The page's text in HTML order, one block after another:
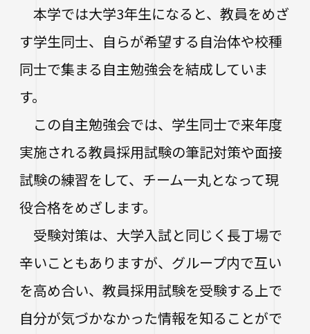
教員紹介
四天王寺大学の取り組み
学生広報スタッフ
大学へのご寄付について
キャンパス・施設紹介
交通アクセス
キャンパスマップ・施設紹介
大学施設の貸出について
看護学部
生）
経営学部（2026年度以前入学生）
大学院
短期大学部
Webシラバス科目一覧
クラブ・サークル紹介
学生サポートフロア
障害学生支援
保健センター
学生相談室
性の多様性についての基本方針
ハラスメントに関する相談
講座案内・行事予定
あべのハルカスサテライトキャンパス
免許・資格
卒業生紹介
進路状況
卒業生及び就職先アンケートについて
卒業生の就職支援について
図書館
数理・データサイエンス・AI教育プログラム
高等教育推進センター
研究
公正な研究活動の推進
外部研究費（科研費等）
学内研究費
研究倫理審査
社会連携
グローバル教育センター（ランゲージプラザi
-Talk）
留学体験VOICE
海外渡航プログラム
キャンパスで国際交流
留学希望者向け情報
海外派遣の安全対策
学校法人四天王寺学園
四天王寺高等学校／中学校
四天王寺小学校
四天王寺大学後援会
四天王寺大学同窓会
受験生の方
在学生の方
保護者の方
ご寄付をお考えの方へ
教職員サイト
学生ポータルサイト
各種証明書の申請
本学では大学3年生になると、教員をめざ
す学生同士、自らが希望する自治体や校種
同士で集まる自主勉強会を結成していま
す。
この自主勉強会では、学生同士で来年度
実施される教員採用試験の筆記対策や面接
試験の練習をして、チーム一丸となって現
役合格をめざします。
受験対策は、大学入試と同じく長丁場で
辛いこともありますが、グループ内で互い
を高め合い、教員採用試験を受験する上で
自分が気づかなかった情報を知ることがで